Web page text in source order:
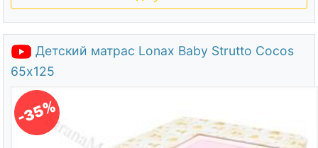
Детский матрас Lonax Baby Strutto Cocos
65х125
-35%